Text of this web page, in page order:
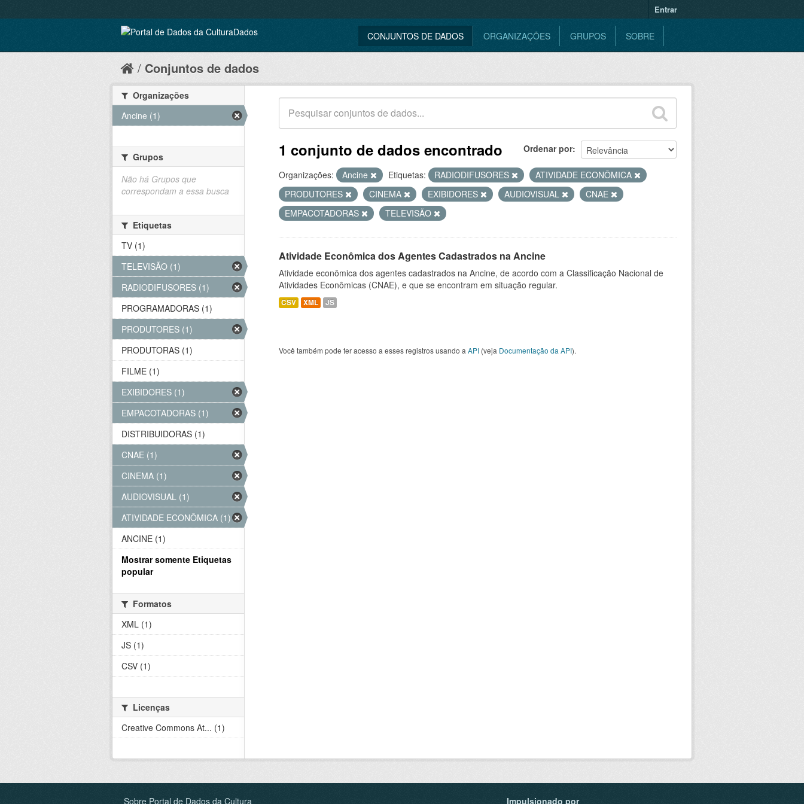
Entrar
CONJUNTOS DE DADOS ORGANIZAÇÕES GRUPOS SOBRE
Conjuntos de dados
Ordenar por
1 conjunto de dados encontrado
Organizações: Ancine Etiquetas: RADIODIFUSORES
ATIVIDADE ECONÔMICA
PRODUTORES
CINEMA EXIBIDORES AUDIOVISUAL
CNAE
EMPACOTADORAS
TELEVISÃO
Atividade Econômica dos Agentes Cadastrados na Ancine
Atividade econômica dos agentes cadastrados na Ancine, de acordo com a Classificação Nacional de
Atividades Econômicas (CNAE), e que se encontram em situação regular.
CSV XML JS
Você também pode ter acesso a esses registros usando a API (veja Documentação da API).
Organizações
Ancine (1)
Grupos
Não há Grupos que
correspondam a essa busca
Etiquetas
TV (1)
TELEVISÃO (1)
RADIODIFUSORES (1)
PROGRAMADORAS (1)
PRODUTORES (1)
PRODUTORAS (1)
FILME (1)
EXIBIDORES (1)
EMPACOTADORAS (1)
DISTRIBUIDORAS (1)
CNAE (1)
CINEMA (1)
AUDIOVISUAL (1)
ATIVIDADE ECONÔMICA (1)
ANCINE (1)
Mostrar somente Etiquetas
popular
Formatos
XML (1)
JS (1)
CSV (1)
Licenças
Creative Commons At... (1)
Sobre Portal de Dados da Cultura Impulsionado por